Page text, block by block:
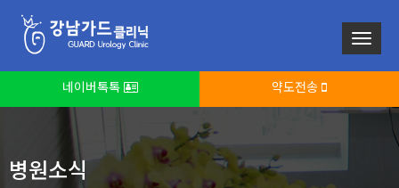
네이버톡톡 약도전송
병원소식